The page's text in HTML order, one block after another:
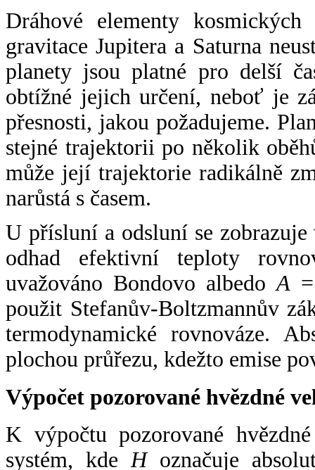
Dráhové elementy
gravitace Jupitera a Saturna
planety jsou platné pro delší
obtížné jejich určení, neboť je
přesnosti, jakou požadujeme.
stejné trajektorii po několik
může její trajektorie radikálně
narůstá s časem.
U přísluní a odsluní se
odhad efektivní teploty
uvažováno Bondovo albedoA
použit Stefanův-Boltzmannův
termodynamické rovnováze.
plochou průřezu, kdežto emise
Výpočet pozorované hvězdné
K výpočtu pozorované
systém, kde Hoznačuje